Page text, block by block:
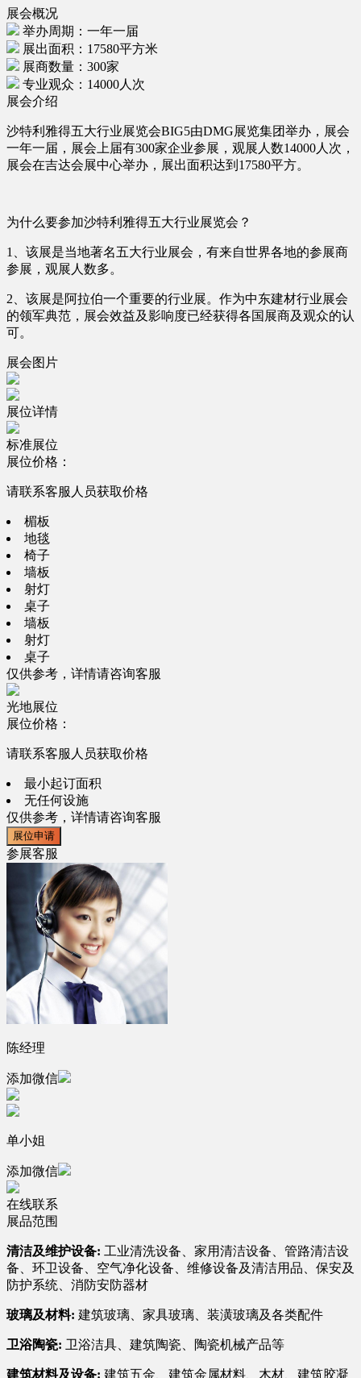
展会概况
举办周期：一年一届
展出面积：17580平方米
展商数量：300家
专业观众：14000人次
展会介绍
沙特利雅得五大行业展览会BIG5由DMG展览集团举办，展会
一年一届，展会上届有300家企业参展，观展人数14000人次，
展会在吉达会展中心举办，展出面积达到17580平方。
为什么要参加沙特利雅得五大行业展览会？
1、该展是当地著名五大行业展会，有来自世界各地的参展商
参展，观展人数多。
2、该展是阿拉伯一个重要的行业展。作为中东建材行业展会
的领军典范，展会效益及影响度已经获得各国展商及观众的认
可。
展会图片
展位详情
标准展位
展位价格：
请联系客服人员获取价格
楣板
地毯
椅子
墙板
射灯
桌子
墙板
射灯
桌子
仅供参考，详情请咨询客服
光地展位
展位价格：
请联系客服人员获取价格
最小起订面积
无任何设施
仅供参考，详情请咨询客服
展位申请
参展客服
陈经理
添加微信
单小姐
添加微信
在线联系
展品范围
清洁及维护设备: 工业清洗设备、家用清洁设备、管路清洁设
备、环卫设备、空气净化设备、维修设备及清洁用品、保安及
防护系统、消防安防器材
玻璃及材料: 建筑玻璃、家具玻璃、装潢玻璃及各类配件
卫浴陶瓷: 卫浴洁具、建筑陶瓷、陶瓷机械产品等
建筑材料及设备: 建筑五金、建筑金属材料、木材、建筑胶凝